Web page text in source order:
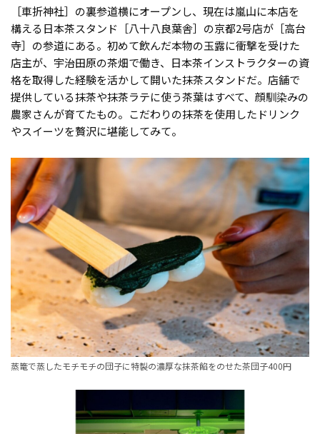
［車折神社］の裏参道横にオープンし、現在は嵐山に本店を
構える日本茶スタンド［八十八良葉舎］の京都2号店が［高台
寺］の参道にある。初めて飲んだ本物の玉露に衝撃を受けた
店主が、宇治田原の茶畑で働き、日本茶インストラクターの資
格を取得した経験を活かして開いた抹茶スタンドだ。店舗で
提供している抹茶や抹茶ラテに使う茶葉はすべて、顔馴染みの
農家さんが育てたもの。こだわりの抹茶を使用したドリンク
やスイーツを贅沢に堪能してみて。
蒸篭で蒸したモチモチの団子に特製の濃厚な抹茶餡をのせた茶団子400円